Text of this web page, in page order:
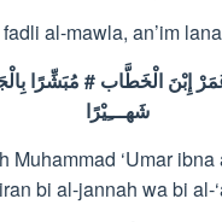
al-mawla, an’im
إِبْنَ الْخَطَّاب # مُبَشِّرًا
شَهـــِيْرًا
Muhammad ‘Umar
bi al-jannah wa bi al-